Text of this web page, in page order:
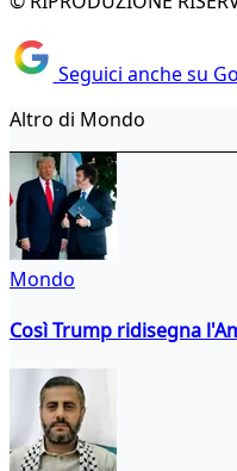
Seguici anche su
Altro di Mondo
Mondo
Così Trump ridisegna